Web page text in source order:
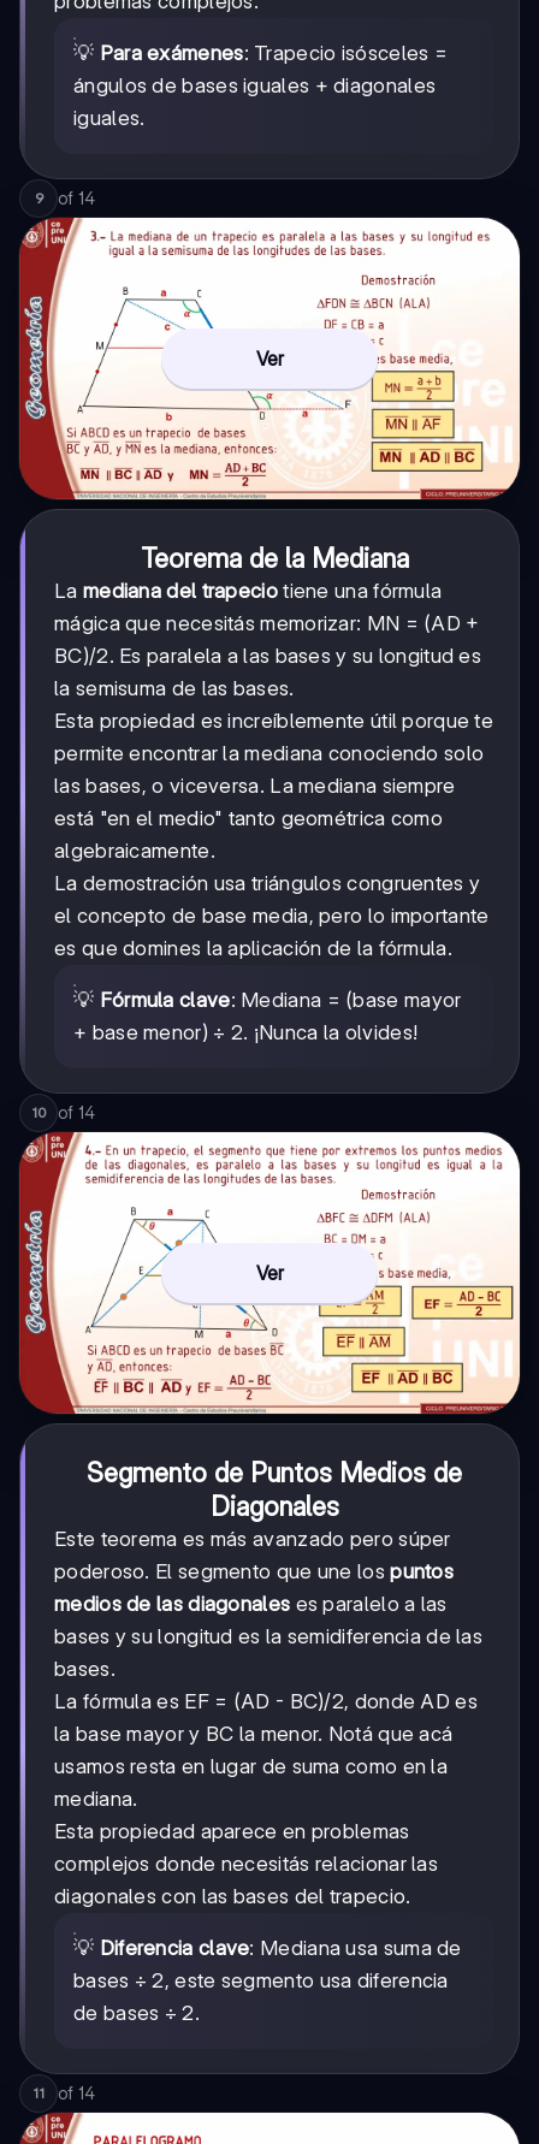
💡 Para exámenes: Trapecio isósceles =
ángulos de bases iguales + diagonales
iguales.
9 of 14
Ver
Teorema de la Mediana
La mediana del trapeciotiene una fórmula
mágica que necesitás memorizar: MN = (AD +
BC)/2. Es paralela a las bases y su longitud es
la semisuma de las bases.
Esta propiedad es increíblemente útil porque te
permite encontrar la mediana conociendo solo
las bases, o viceversa. La mediana siempre
está "en el medio" tanto geométrica como
algebraicamente.
La demostración usa triángulos congruentes y
el concepto de base media, pero lo importante
es que domines la aplicación de la fórmula.
💡 Fórmula clave: Mediana = (base mayor
+ base menor) ÷ 2. ¡Nunca la olvides!
10 of 14
Ver
Segmento de Puntos Medios de
Diagonales
Este teorema es más avanzado pero súper
poderoso. El segmento que une lospuntos
medios de las diagonales es paralelo a las
bases y su longitud es la semidiferencia de las
bases.
La fórmula es EF = (AD - BC)/2, donde AD es
la base mayor y BC la menor. Notá que acá
usamos resta en lugar de suma como en la
mediana.
Esta propiedad aparece en problemas
complejos donde necesitás relacionar las
diagonales con las bases del trapecio.
💡 Diferencia clave: Mediana usa suma de
bases ÷ 2, este segmento usa diferencia
de bases ÷ 2.
11 of 14